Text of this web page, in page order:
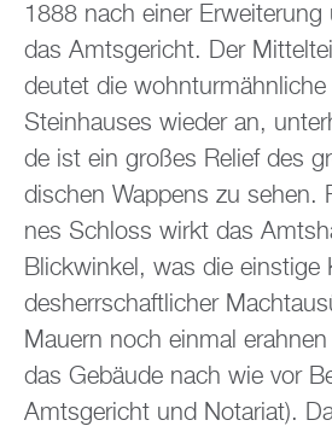
1888 nach einer Er­wei­te­rung
das Amts­ge­richt. Der
deu­tet die
Stein­hau­ses wie­der an,
de ist ein gro­ßes Re­li­ef des
di­schen Wap­pens zu sehen.
nes Schloss wirkt das
Blick­win­kel, was die
des­herr­schaft­li­cher
Mau­ern noch ein­mal
das Ge­bäu­de nach wie vor
Amts­ge­richt und No­ta­ri­at).